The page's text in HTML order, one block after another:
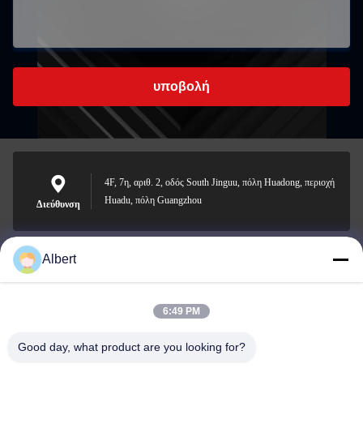
υποβολή
Διεύθυνση
4F, 7η, αριθ. 2, οδός South Jinguu, πόλη Huadong, περιοχή
Huadu, πόλη Guangzhou
james@yimiautoparts.com
Albert
6:49 PM
Good day, what product are you looking for?